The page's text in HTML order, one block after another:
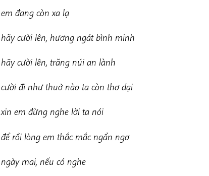
em đang còn xa lạ
hãy cười lên, hương ngát bình minh
hãy cười lên, trăng núi an lành
cười đi như thuở nào ta còn thơ dại
xin em đừng nghe lời ta nói
để rồi lòng em thắc mắc ngẩn ngơ
ngày mai, nếu có nghe